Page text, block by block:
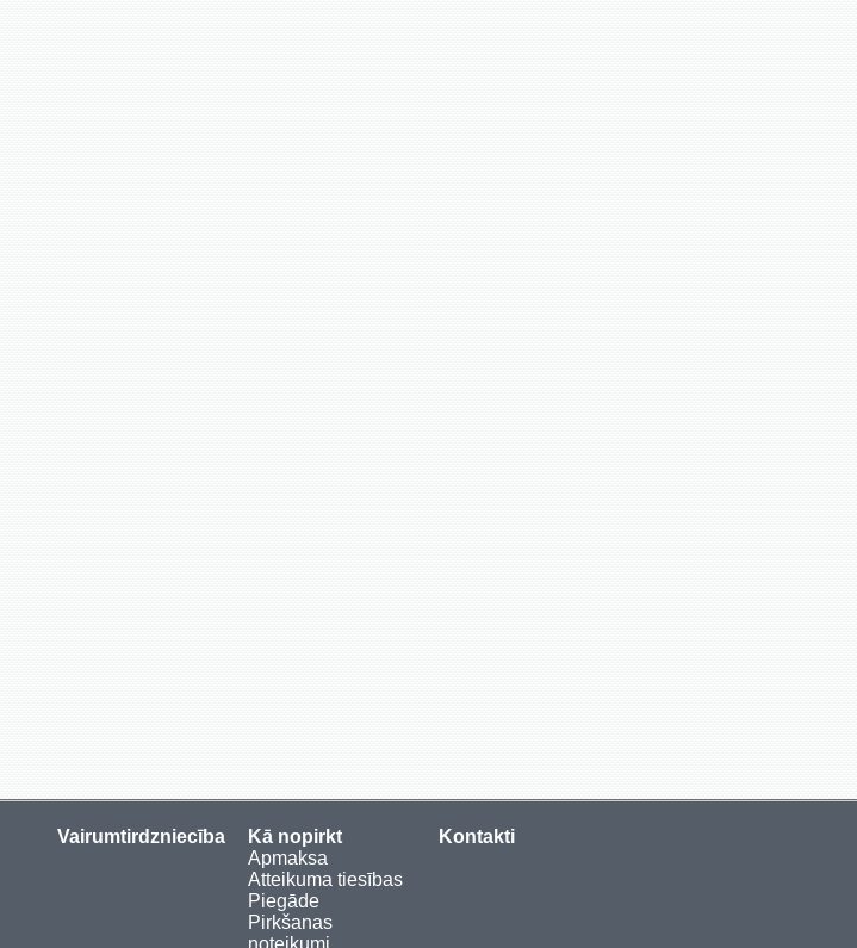
Vairumtirdzniecība
Kā nopirkt
Apmaksa
Atteikuma tiesības
Piegāde
Pirkšanas
noteikumi
Kontakti